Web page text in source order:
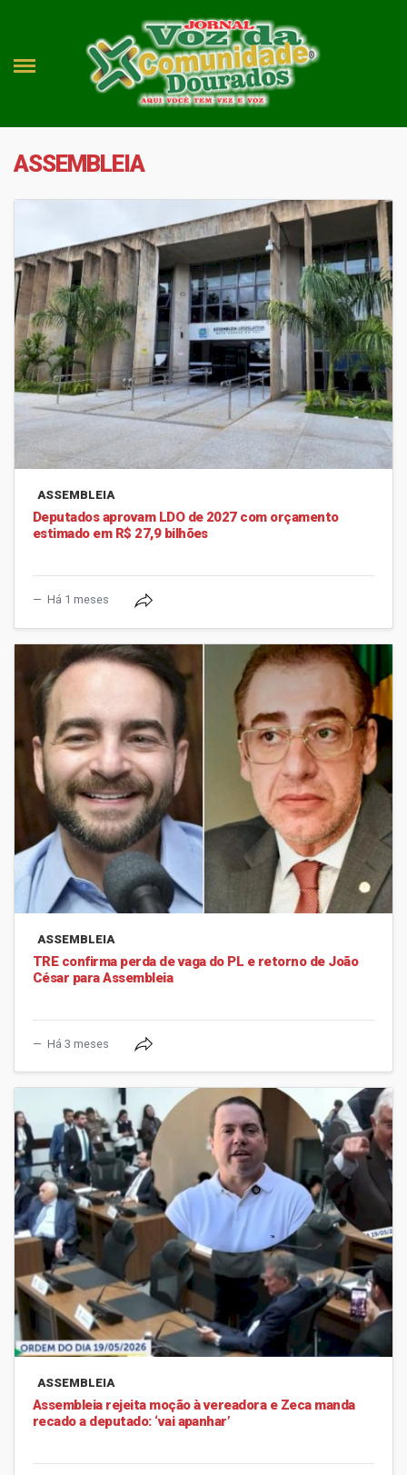
ASSEMBLEIA
ASSEMBLEIA
Deputados aprovam LDO de 2027 com orçamento
estimado em R$ 27,9 bilhões
Há 1 meses
ASSEMBLEIA
TRE confirma perda de vaga do PL e retorno de João
César para Assembleia
Há 3 meses
ASSEMBLEIA
Assembleia rejeita moção à vereadora e Zeca manda
recado a deputado: ‘vai apanhar’